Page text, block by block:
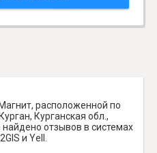
расположенной по
Курганская обл.,
отзывов в системах
и Yell.